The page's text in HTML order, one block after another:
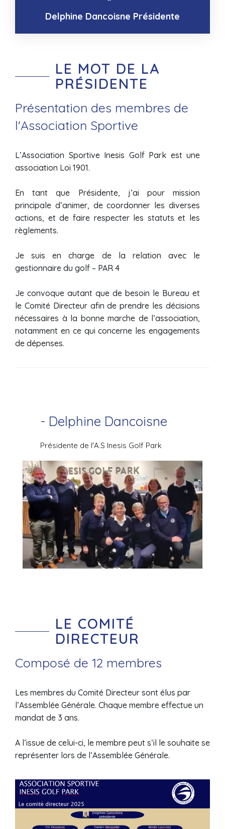
Delphine Dancoisne Présidente
LE MOT DE LA
PRÉSIDENTE
Présentation des membres de
l'Association Sportive
L’Association Sportive Inesis Golf Park est une
association Loi 1901.
En tant que Présidente, j’ai pour mission
principale d’animer, de coordonner les diverses
actions, et de faire respecter les statuts et les
règlements.
Je suis en charge de la relation avec le
gestionnaire du golf – PAR 4
Je convoque autant que de besoin le Bureau et
le Comité Directeur afin de prendre les décisions
nécessaires à la bonne marche de l’association,
notamment en ce qui concerne les engagements
de dépenses.
- Delphine Dancoisne
Présidente de l'A.S Inesis Golf Park
LE COMITÉ
DIRECTEUR
Composé de 12 membres
Les membres du Comité Directeur sont élus par
l’Assemblée Générale. Chaque membre effectue un
mandat de 3 ans.
A l’issue de celui-ci, le membre peut s’il le souhaite se
représenter lors de l’Assemblée Générale.